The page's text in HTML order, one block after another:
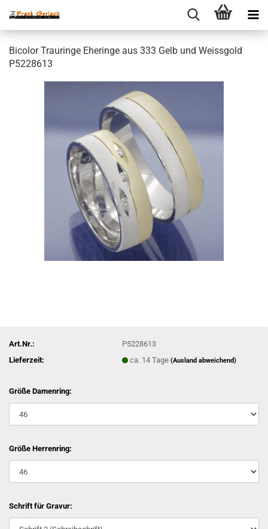
Bicolor Trauringe Eheringe aus 333 Gelb und Weissgold
P5228613
Art.Nr.:
P5228613
Lieferzeit:
ca. 14 Tage(Ausland abweichend)
Größe Damenring:
Größe Herrenring:
Schrift für Gravur: